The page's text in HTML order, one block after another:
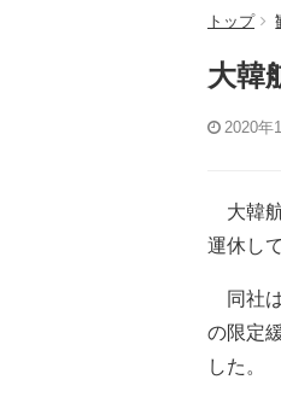
トップ
大韓
2020年
大韓
運休し
同社
の限定
した。